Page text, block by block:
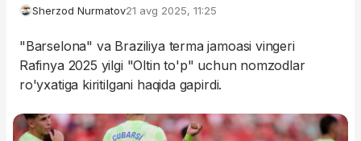
Sherzod Nurmatov21 avg 2025, 11:25
"Barselona" va Braziliya terma jamoasi vingeri
Rafinya 2025 yilgi "Oltin to'p" uchun nomzodlar
ro'yxatiga kiritilgani haqida gapirdi.